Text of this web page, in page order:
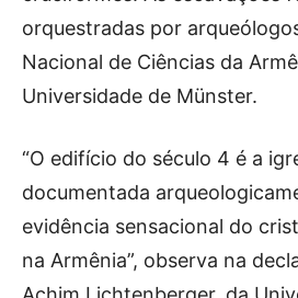
orquestradas por
Nacional de Ciências da
Universidade de Münster.
“O edifício do século 4 é a
documentada
evidência sensacional do
na Armênia”, observa na